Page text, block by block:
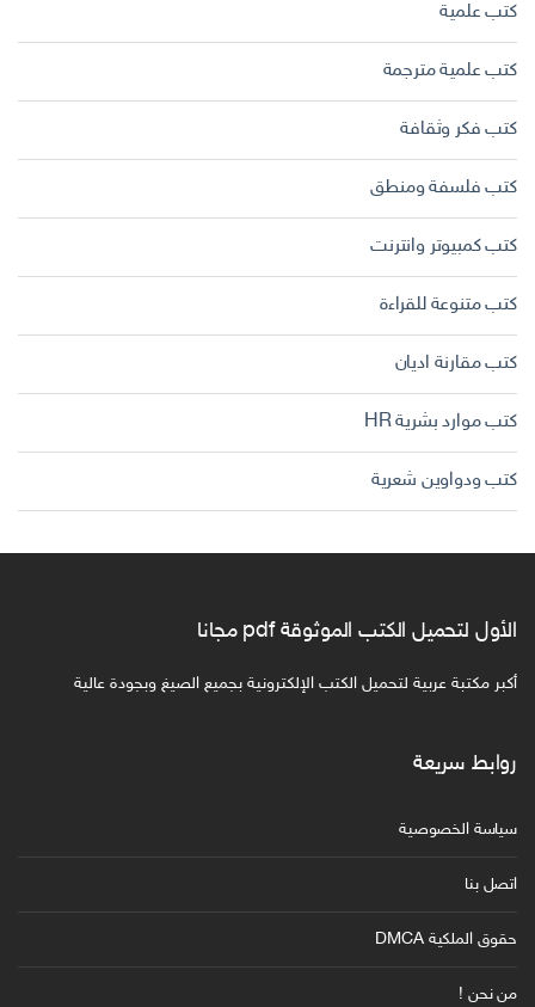
كتب علمية
كتب علمية مترجمة
كتب فكر وثقافة
كتب فلسفة ومنطق
كتب كمبيوتر وانترنت
كتب متنوعة للقراءة
كتب مقارنة اديان
كتب موارد بشرية HR
كتب ودواوين شعرية
الأول لتحميل الكتب الموثوقة pdf مجانا
أكبر مكتبة عربية لتحميل الكتب الإلكترونية بجميع الصيغ وبجودة عالية
روابط سريعة
سياسة الخصوصية
اتصل بنا
حقوق الملكية DMCA
من نحن !